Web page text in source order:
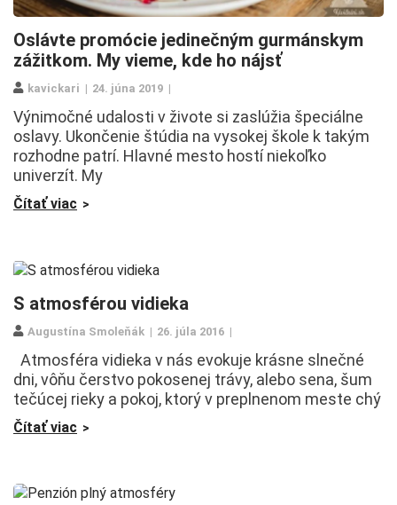
Oslávte promócie jedinečným gurmánskym
zážitkom. My vieme, kde ho nájsť
kavickari 24. júna 2019
Výnimočné udalosti v živote si zaslúžia špeciálne
oslavy. Ukončenie štúdia na vysokej škole k takým
rozhodne patrí. Hlavné mesto hostí niekoľko
univerzít. My
Čítať viac
S atmosférou vidieka
Augustína Smoleňák 26. júla 2016
Atmosféra vidieka v nás evokuje krásne slnečné
dni, vôňu čerstvo pokosenej trávy, alebo sena, šum
tečúcej rieky a pokoj, ktorý v preplnenom meste chý
Čítať viac